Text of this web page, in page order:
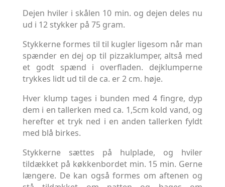
Dejen hviler i skålen 10 min. og dejen deles nu
ud i 12 stykker på 75 gram.
Stykkerne formes til til kugler ligesom når man
spænder en dej op til pizzaklumper, altså med
et godt spænd i overfladen. dejklumperne
trykkes lidt ud til de ca. er 2 cm. høje.
Hver klump tages i bunden med 4 fingre, dyp
dem i en tallerken med ca. 1,5cm kold vand, og
herefter et tryk ned i en anden tallerken fyldt
med blå birkes.
Stykkerne sættes på hulplade, og hviler
tildækket på køkkenbordet min. 15 min. Gerne
længere. De kan også formes om aftenen og